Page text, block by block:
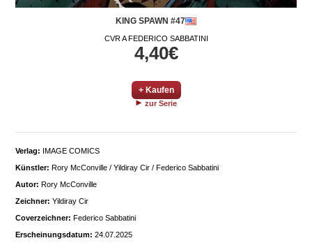
KING SPAWN #47
CVR A FEDERICO SABBATINI
4,40€
+ Kaufen
zur Serie
Verlag: IMAGE COMICS
Künstler: Rory McConville / Yildiray Cir / Federico Sabbatini
Autor: Rory McConville
Zeichner: Yildiray Cir
Coverzeichner: Federico Sabbatini
Erscheinungsdatum: 24.07.2025